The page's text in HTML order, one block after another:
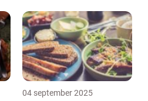
04 september 2025